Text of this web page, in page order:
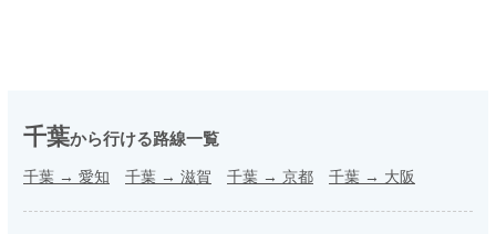
千葉から行ける路線一覧
千葉 → 愛知 千葉 → 滋賀 千葉 → 京都 千葉 → 大阪